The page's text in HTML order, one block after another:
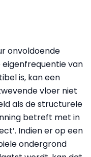
onvoldoende
van
is, kan een
vloer niet
als de structurele
betreft met in
Indien er op een
ondergrond